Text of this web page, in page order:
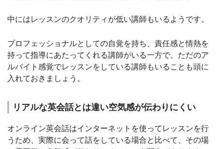
中にはレッスンのクオリティが低い講師もいるようです。
プロフェッショナルとしての自覚を持ち、責任感と情熱を
持って指導にあたってくれる講師がいる一方で、ただのア
ルバイト感覚でレッスンをしている講師もいることも頭に
入れておきましょう。
リアルな英会話とは違い空気感が伝わりにくい
オンライン英会話はインターネットを使ってレッスンを行
うため、実際に会って話をしている場合と比べて、その場